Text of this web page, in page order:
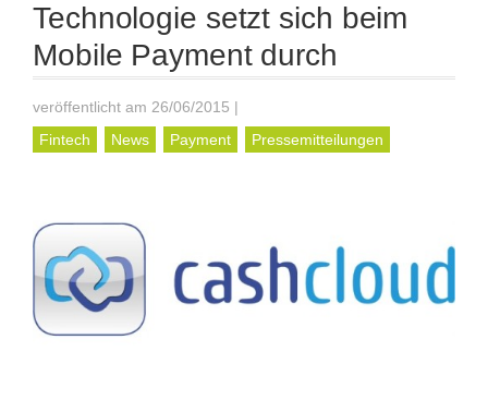
Technologie setzt sich beim
Mobile Payment durch
veröffentlicht am 26/06/2015 |
Fintech
News Payment Pressemitteilungen